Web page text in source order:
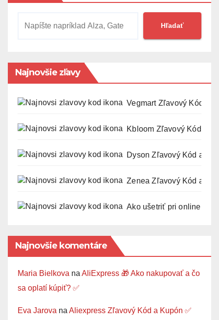
Hľadať
Najnovšie zľavy
Vegmart Zľavový Kód a
Kbloom Zľavový Kód a
Dyson Zľavový Kód a
Zenea Zľavový Kód a
Ako ušetriť pri online
Najnovšie komentáre
Maria Bielkova na AliExpress 🎁 Ako nakupovať a čo
sa oplatí kúpiť? ✅
Eva Jarova na Aliexpress Zľavový Kód a Kupón ✅